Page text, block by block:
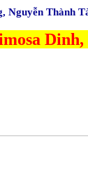
Nguyễn Thành